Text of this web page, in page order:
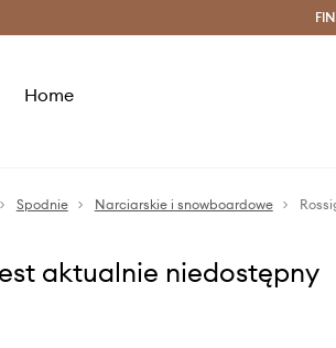
Oszczędzaj
Home
Spodnie Narciarskie i snowboardowe
aktualnie niedostępny